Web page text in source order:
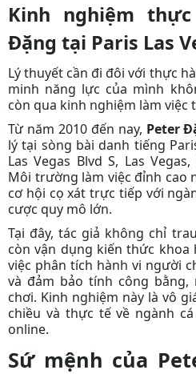
Kinh nghiệm
Đặng tại Paris Las
Lý thuyết cần đi đôi với thực
minh năng lực của mình
còn qua kinh nghiệm làm việc
Từ năm 2010 đến nay, Peter
lý tại sòng bài danh tiếng
Las Vegas Blvd S, Las
Môi trường làm việc đỉnh cao
cơ hội cọ xát trực tiếp với
cược quy mô lớn.
Tại đây, tác giả không chỉ
còn vận dụng kiến thức khoa
việc phân tích hành vi người
và đảm bảo tính công
chơi. Kinh nghiệm này là vô
chiều và thực tế về ngành
online.
Sứ mệnh của